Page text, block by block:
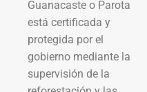
Guanacaste o Parota
está certificada y
protegida por el
gobierno mediante la
supervisión de la